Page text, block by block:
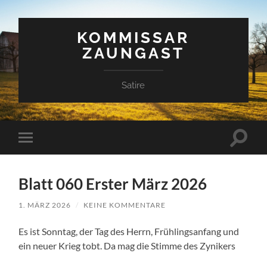
KOMMISSAR
ZAUNGAST
Satire
Mobile-
Menü
Blatt 060 Erster März 2026
1. MÄRZ 2026 / KEINE KOMMENTARE
Es ist Sonntag, der Tag des Herrn, Frühlingsanfang und
ein neuer Krieg tobt. Da mag die Stimme des Zynikers